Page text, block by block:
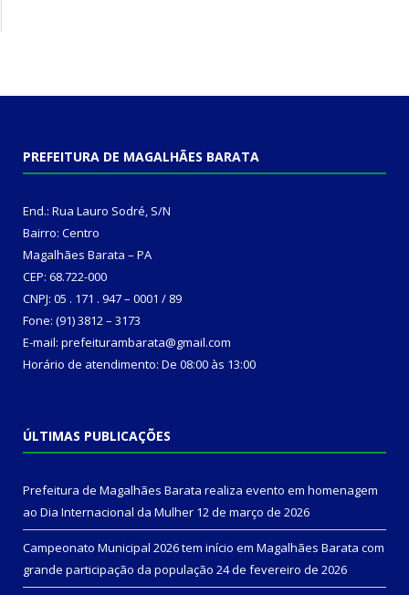
PREFEITURA DE MAGALHÃES BARATA
End.: Rua Lauro Sodré, S/N
Bairro: Centro
Magalhães Barata – PA
CEP: 68.722-000
CNPJ: 05 . 171 . 947 – 0001 / 89
Fone: (91) 3812 – 3173
E-mail: prefeiturambarata@gmail.com
Horário de atendimento: De 08:00 às 13:00
ÚLTIMAS PUBLICAÇÕES
Prefeitura de Magalhães Barata realiza evento em homenagem
ao Dia Internacional da Mulher 12 de março de 2026
Campeonato Municipal 2026 tem início em Magalhães Barata com
grande participação da população 24 de fevereiro de 2026